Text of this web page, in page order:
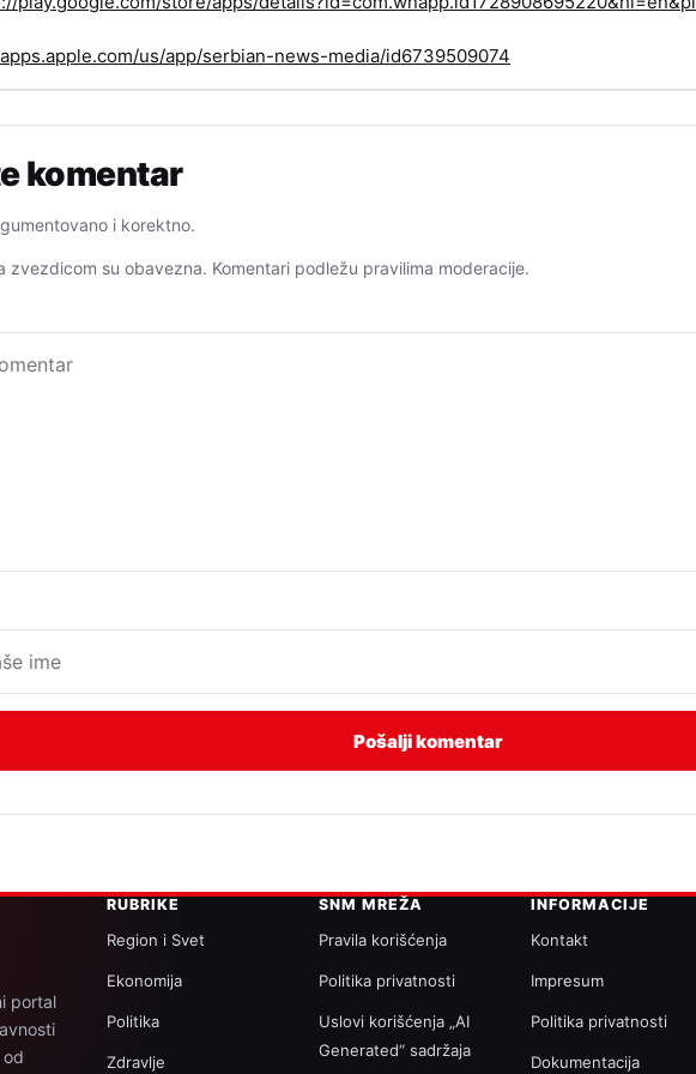
us/app/serbian-news-media/id6739509074
komentar
i korektno.
zvezdicom su obavezna. Komentari podležu pravilima moderacije.
portal
RUBRIKE
Region i Svet
Ekonomija
Politika
Zdravlje
SNM MREŽA
Pravila korišćenja
Politika privatnosti
Uslovi korišćenja „AI
Generated“ sadržaja
INFORMACIJE
Kontakt
Impresum
Politika privatnosti
Dokumentacija